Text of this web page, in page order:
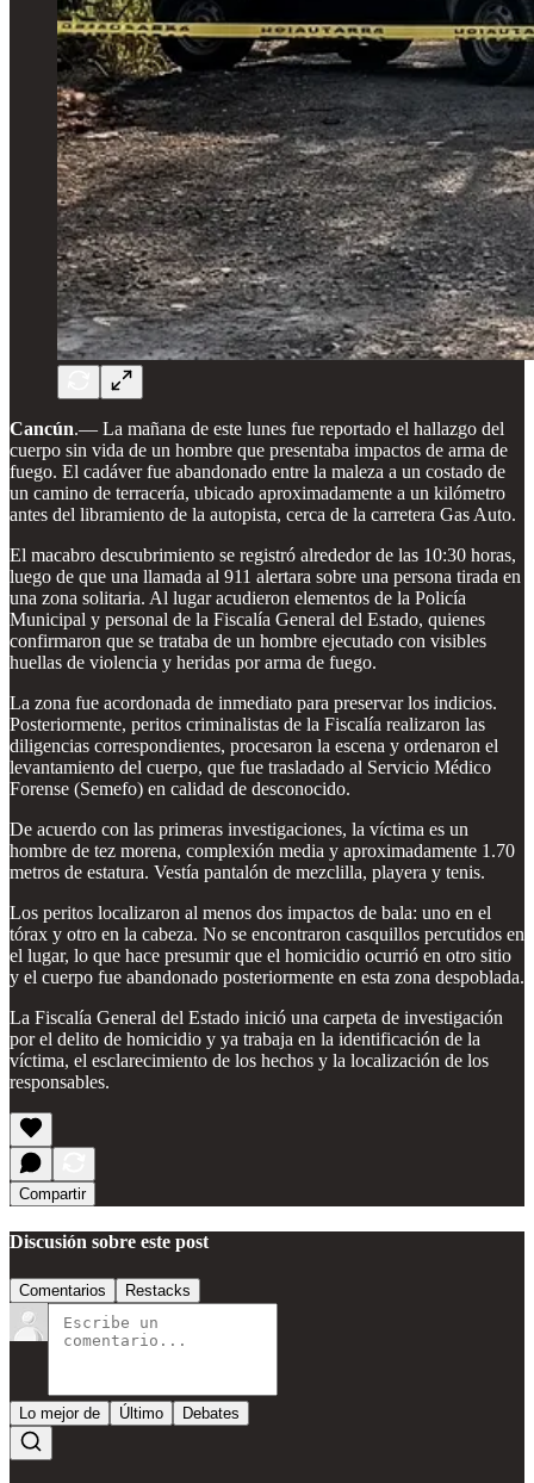
Cancún.— La mañana de este lunes fue reportado el hallazgo del
cuerpo sin vida de un hombre que presentaba impactos de arma de
fuego. El cadáver fue abandonado entre la maleza a un costado de
un camino de terracería, ubicado aproximadamente a un kilómetro
antes del libramiento de la autopista, cerca de la carretera Gas Auto.
El macabro descubrimiento se registró alrededor de las 10:30 horas,
luego de que una llamada al 911 alertara sobre una persona tirada en
una zona solitaria. Al lugar acudieron elementos de la Policía
Municipal y personal de la Fiscalía General del Estado, quienes
confirmaron que se trataba de un hombre ejecutado con visibles
huellas de violencia y heridas por arma de fuego.
La zona fue acordonada de inmediato para preservar los indicios.
Posteriormente, peritos criminalistas de la Fiscalía realizaron las
diligencias correspondientes, procesaron la escena y ordenaron el
levantamiento del cuerpo, que fue trasladado al Servicio Médico
Forense (Semefo) en calidad de desconocido.
De acuerdo con las primeras investigaciones, la víctima es un
hombre de tez morena, complexión media y aproximadamente 1.70
metros de estatura. Vestía pantalón de mezclilla, playera y tenis.
Los peritos localizaron al menos dos impactos de bala: uno en el
tórax y otro en la cabeza. No se encontraron casquillos percutidos en
el lugar, lo que hace presumir que el homicidio ocurrió en otro sitio
y el cuerpo fue abandonado posteriormente en esta zona despoblada.
La Fiscalía General del Estado inició una carpeta de investigación
por el delito de homicidio y ya trabaja en la identificación de la
víctima, el esclarecimiento de los hechos y la localización de los
responsables.
Compartir
Discusión sobre este post
Comentarios Restacks
Lo mejor de Último Debates